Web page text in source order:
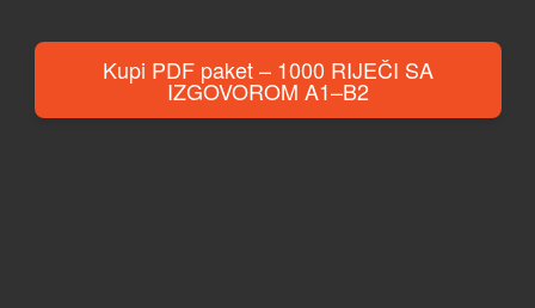
Kupi PDF paket – 1000 RIJEČI SA
IZGOVOROM A1–B2